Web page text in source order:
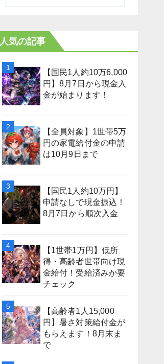
人気の記事
【国民1人約10万6,000
円】8月7日から現金入
金が始まります！
【全員対象】1世帯5万
円の家電給付金の申請
は10月9日まで
【国民1人約10万円】
申請なしで現金振込！
8月7日から順次入金
【1世帯1万円】低所
得・高齢者世帯向け現
金給付！受給済みか要
チェック
【高齢者1人15,000
円】暑さ対策給付金が
もらえます！8月末ま
で